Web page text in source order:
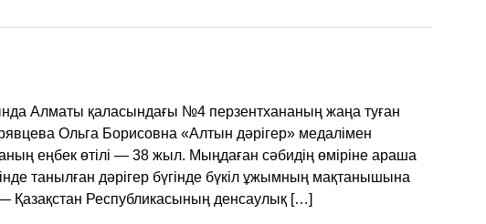
Алматы қаласындағы №4 перзентхананың жаңа туған
Ольга Борисовна «Алтын дәрігер» медалімен
еңбек өтілі — 38 жыл. Мыңдаған сәбидің өміріне араша
танылған дәрігер бүгінде бүкіл ұжымның мақтанышына
Қазақстан Республикасының денсаулық […]